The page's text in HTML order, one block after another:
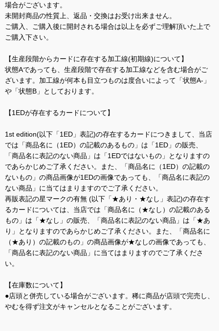
場合がございます。
未開封商品の性質上、返品・交換はお受け出来ません。
ご購入、ご購入後に開封される場合は以上を必ずご理解頂いた上で
ご購入下さい。
【生産段階からカードに存在する加工線(初期線)について】
状態Aであっても、生産段階で存在する加工線などを含む場合がご
ざいます。加工線が何本も目立つものは度合いによって「状態A-」
や「状態B」としております。
【1EDが存在するカードについて】
1st edition(以下「1ED」表記)の存在するカードにつきまして、当店
では「商品名に（1ED）の記載のあるもの」は「1ED」の販売、
「商品名に表記のない商品」は「1EDではないもの」となりますの
であらかじめご了承ください。また、「商品名に（1ED）の記載の
ないもの」の商品画像が1EDの画像であっても、「商品名に表記の
ない商品」に当てはまりますのでご了承ください。
再販表記の星マークの有無 (以下「★あり・★なし」表記)の存在す
るカードについては、当店では「商品名に（★なし）の記載のある
もの」は「★なし」の販売、「商品名に表記のない商品」は「★あ
り」となりますのであらかじめご了承ください。また、「商品名に
（★あり）の記載のもの」の商品画像が★なしの画像であっても、
「商品名に表記のない商品」に当てはまりますのでご了承くださ
い。
【在庫数について】
●店頭と併売している場合がございます。稀に商品が店頭で完売し、
やむを得ず注文がキャンセルとなることがございます。